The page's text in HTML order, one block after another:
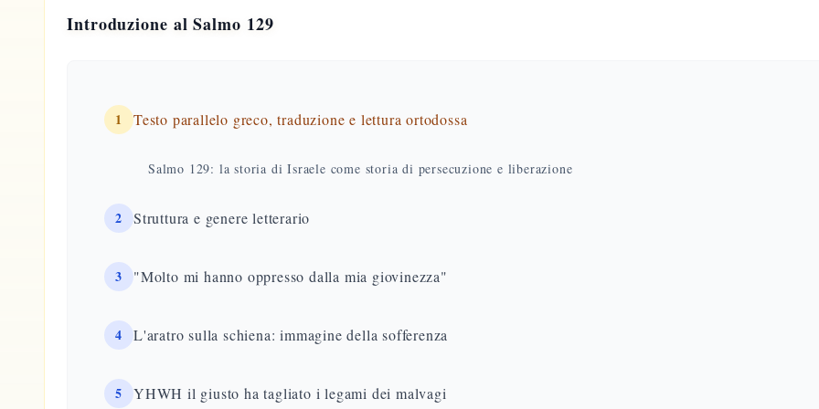
Introduzione al Salmo 129
1 Testo parallelo greco, traduzione e lettura ortodossa
Salmo 129: la storia di Israele come storia di persecuzione e liberazione
2 Struttura e genere letterario
3 "Molto mi hanno oppresso dalla mia giovinezza"
4 L'aratro sulla schiena: immagine della sofferenza
5 YHWH il giusto ha tagliato i legami dei malvagi